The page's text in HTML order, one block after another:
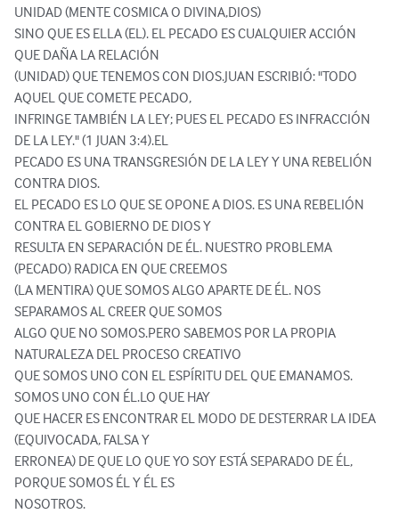
UNIDAD (MENTE COSMICA O DIVINA,DIOS)
SINO QUE ES ELLA (EL). EL PECADO ES CUALQUIER ACCIÓN
QUE DAÑA LA RELACIÓN
(UNIDAD) QUE TENEMOS CON DIOS.JUAN ESCRIBIÓ: "TODO
AQUEL QUE COMETE PECADO,
INFRINGE TAMBIÉN LA LEY; PUES EL PECADO ES INFRACCIÓN
DE LA LEY." (1 JUAN 3:4).EL
PECADO ES UNA TRANSGRESIÓN DE LA LEY Y UNA REBELIÓN
CONTRA DIOS.
EL PECADO ES LO QUE SE OPONE A DIOS. ES UNA REBELIÓN
CONTRA EL GOBIERNO DE DIOS Y
RESULTA EN SEPARACIÓN DE ÉL. NUESTRO PROBLEMA
(PECADO) RADICA EN QUE CREEMOS
(LA MENTIRA) QUE SOMOS ALGO APARTE DE ÉL. NOS
SEPARAMOS AL CREER QUE SOMOS
ALGO QUE NO SOMOS.PERO SABEMOS POR LA PROPIA
NATURALEZA DEL PROCESO CREATIVO
QUE SOMOS UNO CON EL ESPÍRITU DEL QUE EMANAMOS.
SOMOS UNO CON ÉL.LO QUE HAY
QUE HACER ES ENCONTRAR EL MODO DE DESTERRAR LA IDEA
(EQUIVOCADA, FALSA Y
ERRONEA) DE QUE LO QUE YO SOY ESTÁ SEPARADO DE ÉL,
PORQUE SOMOS ÉL Y ÉL ES
NOSOTROS.